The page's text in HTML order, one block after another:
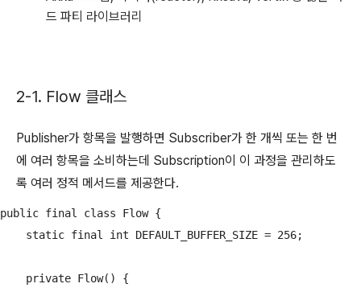
드 파티 라이브러리
2-1. Flow 클래스
Publisher가 항목을 발행하면 Subscriber가 한 개씩 또는 한 번
에 여러 항목을 소비하는데 Subscription이 이 과정을 관리하도
록 여러 정적 메서드를 제공한다.
public final class Flow {
    static final int DEFAULT_BUFFER_SIZE = 256;
    private Flow() {